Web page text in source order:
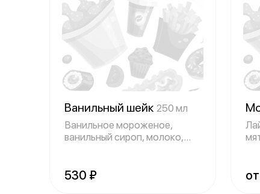
Ванильный шейк 250 мл
Ванильное мороженое,
ванильный сироп, молоко,
530 ₽